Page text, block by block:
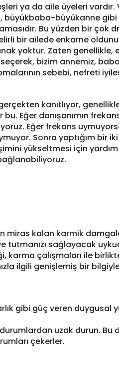
ya da aile üyeleri
büyükanne gibi
Bu yüzden bir çok
bir ailede enkarne
yoktur. Zaten genellikle,
bizim annemiz,
sebebi, nefreti
kanıtlıyor,
Eğer danışanımın
Eğer frekans
Sonra yaptığım bir
yükseltmesi için
miras kalan karmik
sağlayacak
karma çalışmaları ile
ilgili genişlemiş bir
gibi güç veren duygusal
uzak durun. Bu
çekerler.